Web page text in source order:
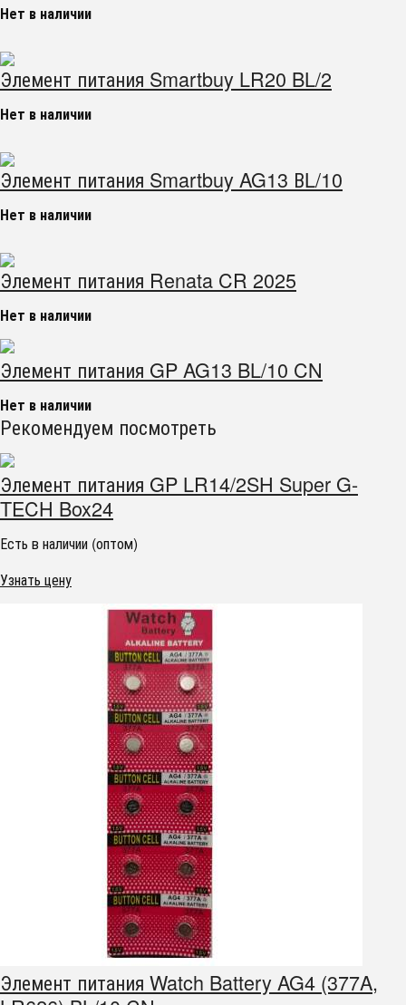
Нет в наличии
Элемент питания Smartbuy LR20 BL/2
Нет в наличии
Элемент питания Smartbuy AG13 ВL/10
Нет в наличии
Элемент питания Renata CR 2025
Нет в наличии
Элемент питания GP AG13 BL/10 CN
Нет в наличии
Рекомендуем посмотреть
Элемент питания GP LR14/2SH Super G-
TECH Box24
Есть в наличии (оптом)
Узнать цену
Элемент питания Watch Battery AG4 (377A,